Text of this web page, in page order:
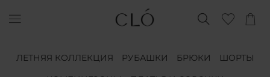
ЛЕТНЯЯ КОЛЛЕКЦИЯ РУБАШКИ БРЮКИ
ШОРТЫ